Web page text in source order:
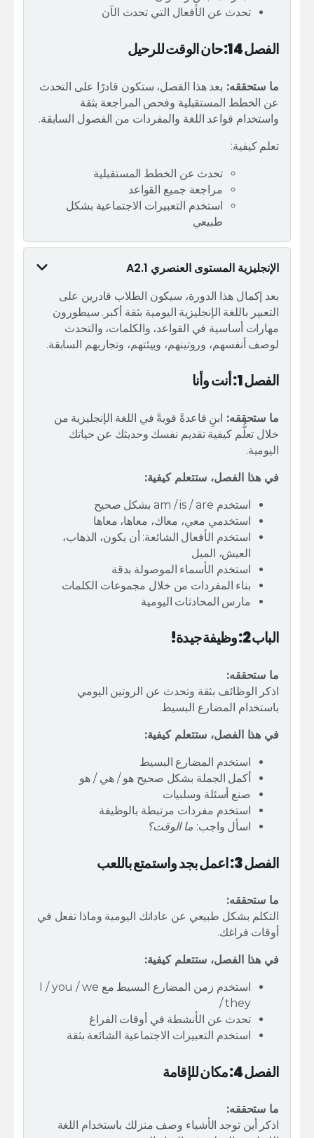
تحدث عن الأفعال التي تحدث الآن
الفصل 14: حان الوقت للرحيل
ما ستحققه: بعد هذا الفصل، ستكون قادرًا على التحدث
عن الخطط المستقبلية وفحص المراجعة بثقة
واستخدام قواعد اللغة والمفردات من الفصول السابقة.
تعلم كيفية:
تحدث عن الخطط المستقبلية
مراجعة جميع القواعد
استخدم التعبيرات الاجتماعية بشكل
طبيعي
الإنجليزية المستوى العنصري A2.1
بعد إكمال هذا الدورة، سيكون الطلاب قادرين على
التعبير باللغة الإنجليزية اليومية بثقة أكبر. سيطورون
مهارات أساسية في القواعد، والكلمات، والتحدث
لوصف أنفسهم، وروتينهم، وبيئتهم، وتجاربهم السابقة.
الفصل 1: أنت وأنا
ما ستحققه: ابنِ قاعدةً قويةً في اللغة الإنجليزية من
خلال تعلُّم كيفية تقديم نفسك وحديثك عن حياتك
اليومية.
في هذا الفصل، ستتعلم كيفية:
استخدم am / is / are بشكل صحيح
استخدمي معي، معاك، معاها، معاها
استخدم الأفعال الشائعة: أن يكون، الذهاب،
العيش، الميل
استخدم الأسماء الموصولة بدقة
بناء المفردات من خلال مجموعات الكلمات
مارس المحادثات اليومية
الباب 2: وظيفة جيدة!
ما ستحققه:
اذكر الوظائف بثقة وتحدث عن الروتين اليومي
باستخدام المضارع البسيط.
في هذا الفصل، ستتعلم كيفية:
استخدم المضارع البسيط
أكمل الجملة بشكل صحيح هو / هي / هو
صنع أسئلة وسلبيات
استخدم مفردات مرتبطة بالوظيفة
اسأل واجب: ما الوقت؟
الفصل 3: اعمل بجد واستمتع باللعب
ما ستحققه:
التكلم بشكل طبيعي عن عاداتك اليومية وماذا تفعل في
أوقات فراغك.
في هذا الفصل، ستتعلم كيفية:
استخدم زمن المضارع البسيط مع I / you / we
/ they
تحدث عن الأنشطة في أوقات الفراغ
استخدم التعبيرات الاجتماعية الشائعة بثقة
الفصل 4: مكان للإقامة
ما ستحققه:
اذكر أين توجد الأشياء وصف منزلك باستخدام اللغة